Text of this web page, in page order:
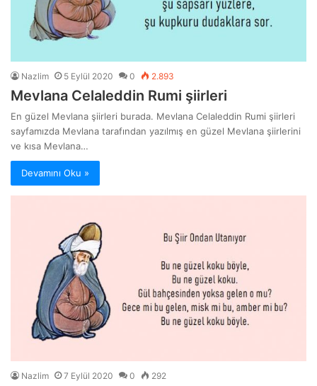
Nazlim 5 Eylül 2020 0 2.893
Mevlana Celaleddin Rumi şiirleri
En güzel Mevlana şiirleri burada. Mevlana Celaleddin Rumi şiirleri
sayfamızda Mevlana tarafından yazılmış en güzel Mevlana şiirlerini
ve kısa Mevlana…
Devamını Oku »
Nazlim 7 Eylül 2020 0 292